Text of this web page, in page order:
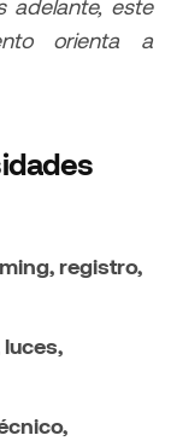
adelante, este
orienta a
registro,